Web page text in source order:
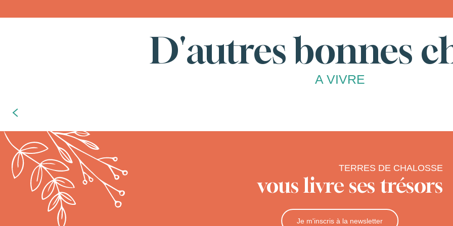
D'autres bonnes
A VIVRE
TERRES DE CHALOSSE
vous livre ses trésors
Je m'inscris à la newsletter